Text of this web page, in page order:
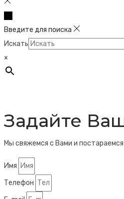
Введите для поиска
Искать
×
Задайте
Мы свяжемся с Вами и
Имя
Телефон